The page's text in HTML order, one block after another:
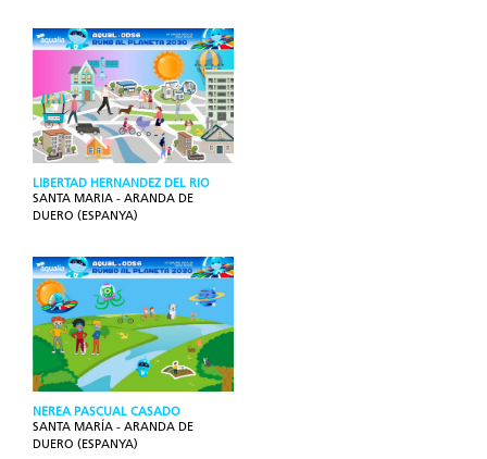
LIBERTAD HERNANDEZ DEL RIO
SANTA MARIA - ARANDA DE
DUERO (ESPANYA)
NEREA PASCUAL CASADO
SANTA MARÍA - ARANDA DE
DUERO (ESPANYA)